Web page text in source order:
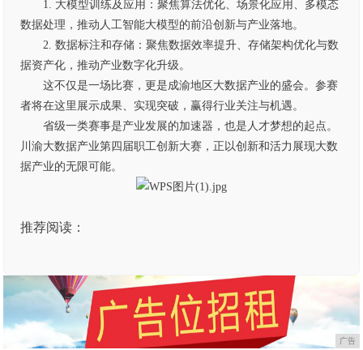
1. 大模型训练及应用：聚焦算法优化、场景化应用、多模态
数据处理，推动人工智能大模型的前沿创新与产业落地。
2. 数据标注和存储：聚焦数据效率提升、存储架构优化与数
据资产化，推动产业数字化升级。
这不仅是一场比赛，更是成渝地区大数据产业的盛会。参赛
者将在这里展示成果、实现突破，赢得行业关注与机遇。
省级一类赛事是产业发展的加速器，也是人才梦想的起点。
川渝大数据产业第四届职工创新大赛，正以创新和活力展现大数
据产业的无限可能。
推荐阅读：
广告